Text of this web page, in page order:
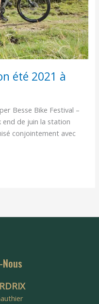
été 2021 à
Besse Bike Festival –
end de juin la station
conjointement avec